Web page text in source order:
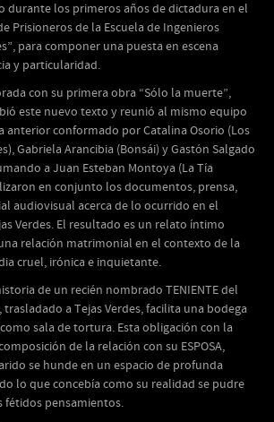
durante los primeros años de dictadura en el
Prisioneros de la Escuela de Ingenieros
para componer una puesta en escena
y particularidad.
con su primera obra “Sólo la muerte”,
este nuevo texto y reunió al mismo equipo
anterior conformado por Catalina Osorio (Los
Gabriela Arancibia (Bonsái) y Gastón Salgado
a Juan Esteban Montoya (La Tía
en conjunto los documentos, prensa,
audiovisual acerca de lo ocurrido en el
Verdes. El resultado es un relato íntimo
relación matrimonial en el contexto de la
cruel, irónica e inquietante.
de un recién nombrado TENIENTE del
trasladado a Tejas Verdes, facilita una bodega
sala de tortura. Esta obligación con la
de la relación con su ESPOSA,
se hunde en un espacio de profunda
lo que concebía como su realidad se pudre
fétidos pensamientos.